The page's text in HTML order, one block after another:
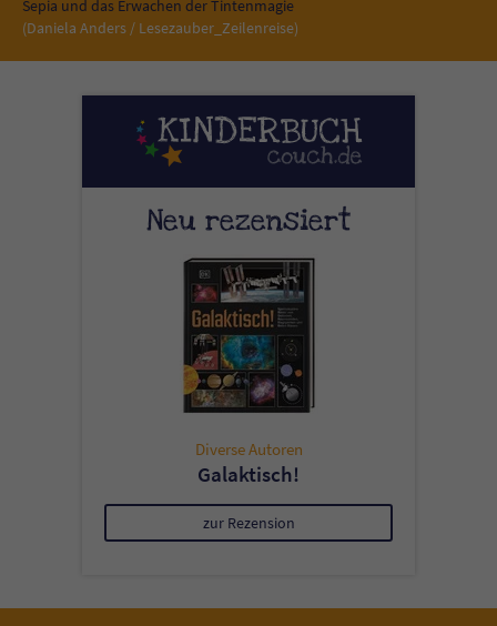
Sepia und das Erwachen der Tintenmagie
(Daniela Anders / Lesezauber_Zeilenreise)
Neu rezensiert
Diverse Autoren
Galaktisch!
zur Rezension
Sicherheitscode des Kontaktformulars zu
überprüfen.